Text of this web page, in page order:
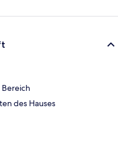
des Hauses